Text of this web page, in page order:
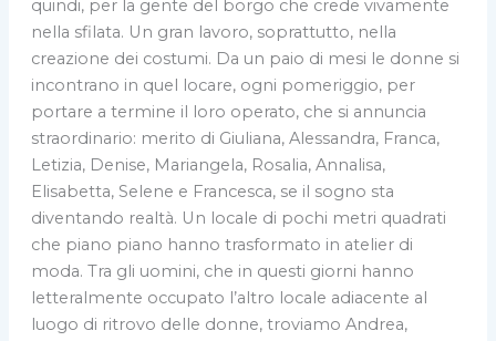
quindi, per la gente del borgo che crede vivamente
nella sfilata. Un gran lavoro, soprattutto, nella
creazione dei costumi. Da un paio di mesi le donne si
incontrano in quel locare, ogni pomeriggio, per
portare a termine il loro operato, che si annuncia
straordinario: merito di Giuliana, Alessandra, Franca,
Letizia, Denise, Mariangela, Rosalia, Annalisa,
Elisabetta, Selene e Francesca, se il sogno sta
diventando realtà. Un locale di pochi metri quadrati
che piano piano hanno trasformato in atelier di
moda. Tra gli uomini, che in questi giorni hanno
letteralmente occupato l’altro locale adiacente al
luogo di ritrovo delle donne, troviamo Andrea,